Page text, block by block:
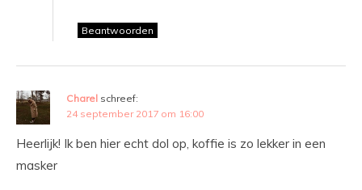
Beantwoorden
Charel schreef:
24 september 2017 om 16:00
Heerlijk! Ik ben hier echt dol op, koffie is zo lekker in een
masker